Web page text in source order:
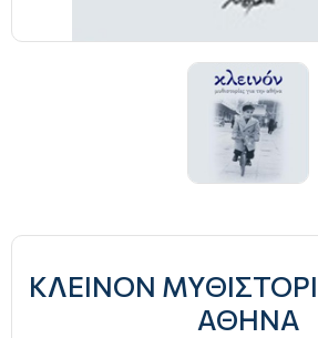
ΚΛΕΙΝΟΝ
ΑΘΗΝΑ